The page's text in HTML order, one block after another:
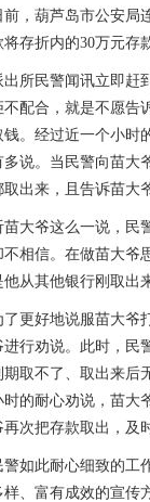
前，葫芦岛市公安局
将存折内的30万元存
出所民警闻讯立即赶
不配合，就是不愿告
钱。经过近一个小时
多说。当民警向苗大
取出来，且告诉苗大
苗大爷这么一说，民
不相信。在做苗大爷
他从其他银行刚取出
了更好地说服苗大爷
进行劝说。此时，民
期取不了、取出来后
时的耐心劝说，苗大
再次把存款取出，及
警如此耐心细致的工
样、富有成效的宣传